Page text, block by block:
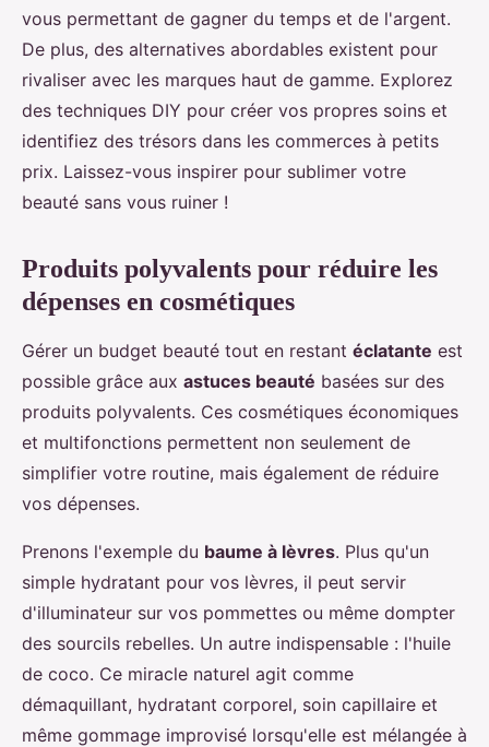
vous permettant de gagner du temps et de l'argent.
De plus, des alternatives abordables existent pour
rivaliser avec les marques haut de gamme. Explorez
des techniques DIY pour créer vos propres soins et
identifiez des trésors dans les commerces à petits
prix. Laissez-vous inspirer pour sublimer votre
beauté sans vous ruiner !
Produits polyvalents pour réduire les
dépenses en cosmétiques
Gérer un budget beauté tout en restant éclatante est
possible grâce aux astuces beauté basées sur des
produits polyvalents. Ces cosmétiques économiques
et multifonctions permettent non seulement de
simplifier votre routine, mais également de réduire
vos dépenses.
Prenons l'exemple du baume à lèvres. Plus qu'un
simple hydratant pour vos lèvres, il peut servir
d'illuminateur sur vos pommettes ou même dompter
des sourcils rebelles. Un autre indispensable : l'huile
de coco. Ce miracle naturel agit comme
démaquillant, hydratant corporel, soin capillaire et
même gommage improvisé lorsqu'elle est mélangée à